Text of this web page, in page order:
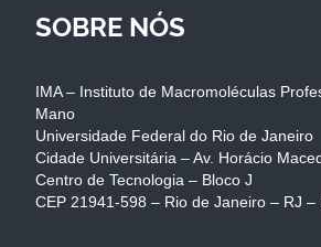
SOBRE NÓS
IMA – Instituto de Macromoléculas
Mano
Universidade Federal do Rio de Janeiro
Cidade Universitária – Av. Horácio
Centro de Tecnologia – Bloco J
CEP 21941-598 – Rio de Janeiro – RJ –